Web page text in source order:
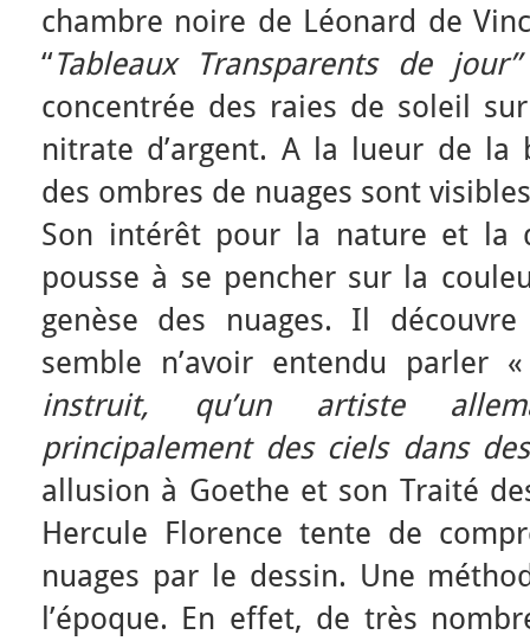
chambre noire de Léonard de
‘‘Tableaux Transparents de jour’’
concentrée des raies de soleil
nitrate d’argent. A la lueur de la
des ombres de nuages sont
Son intérêt pour la nature et la
pousse à se pencher sur la
genèse des nuages. Il
semble n’avoir entendu parler
instruit, qu’un artiste
principalement des ciels dans
allusion à Goethe et son Traité
Hercule Florence tente de
nuages par le dessin. Une
l’époque. En effet, de très